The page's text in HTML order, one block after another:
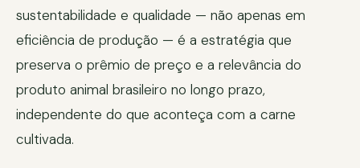
sustentabilidade e qualidade — não apenas em
eficiência de produção — é a estratégia que
preserva o prêmio de preço e a relevância do
produto animal brasileiro no longo prazo,
independente do que aconteça com a carne
cultivada.